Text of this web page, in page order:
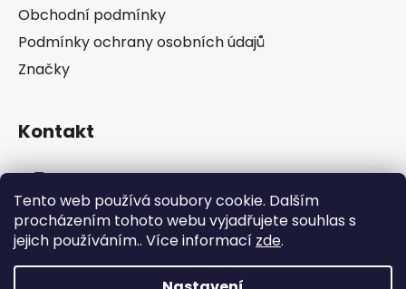
Tento web používá soubory cookie. Dalším
procházením tohoto webu vyjadřujete souhlas s
jejich používáním.. Více informací zde.
Obchodní podmínky
Podmínky ochrany osobních údajů
Značky
Kontakt
info@pip-zevl.cz
605 871 228